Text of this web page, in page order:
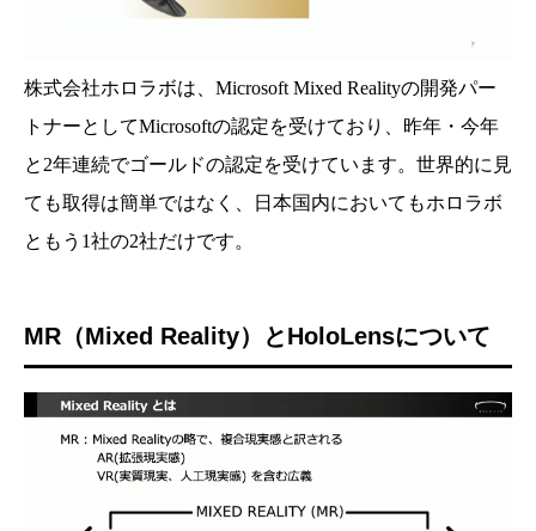
株式会社ホロラボは、Microsoft Mixed Realityの開発パー
トナーとしてMicrosoftの認定を受けており、昨年・今年
と2年連続でゴールドの認定を受けています。世界的に見
ても取得は簡単ではなく、日本国内においてもホロラボ
ともう1社の2社だけです。
MR（Mixed Reality）とHoloLensについて